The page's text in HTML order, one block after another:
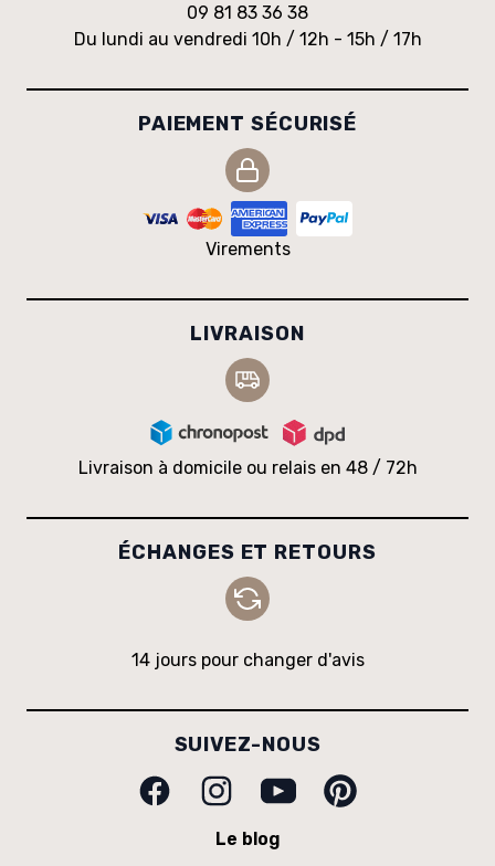
09 81 83 36 38
Du lundi au vendredi 10h / 12h - 15h / 17h
PAIEMENT SÉCURISÉ
Virements
LIVRAISON
Livraison à domicile ou relais en 48 / 72h
ÉCHANGES ET RETOURS
14 jours pour changer d'avis
SUIVEZ-NOUS
FacebookInstagramYoutubePinterest
Le blog